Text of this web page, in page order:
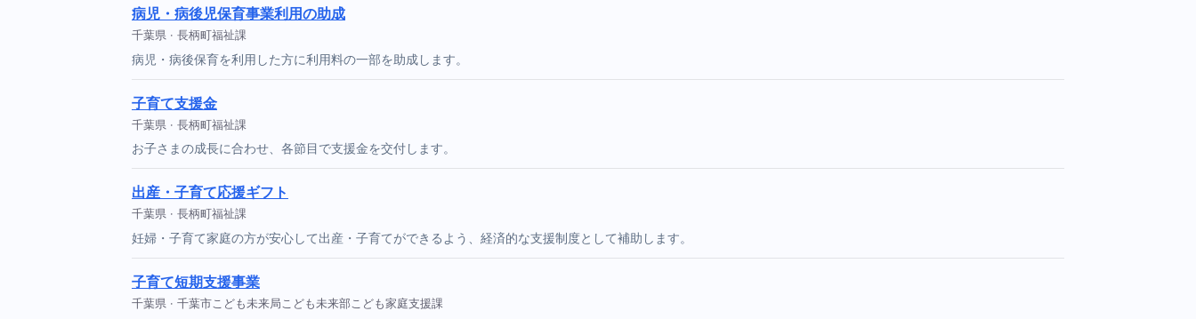
病児・病後児保育事業利用の助成
千葉県 · 長柄町福祉課
病児・病後保育を利用した方に利用料の一部を助成します。
子育て支援金
千葉県 · 長柄町福祉課
お子さまの成長に合わせ、各節目で支援金を交付します。
出産・子育て応援ギフト
千葉県 · 長柄町福祉課
妊婦・子育て家庭の方が安心して出産・子育てができるよう、経済的な支援制度として補助します。
子育て短期支援事業
千葉県 · 千葉市こども未来局こども未来部こども家庭支援課